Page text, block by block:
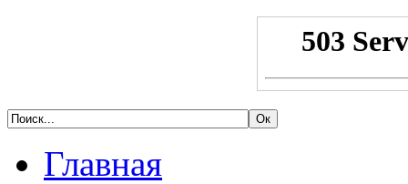
Главная